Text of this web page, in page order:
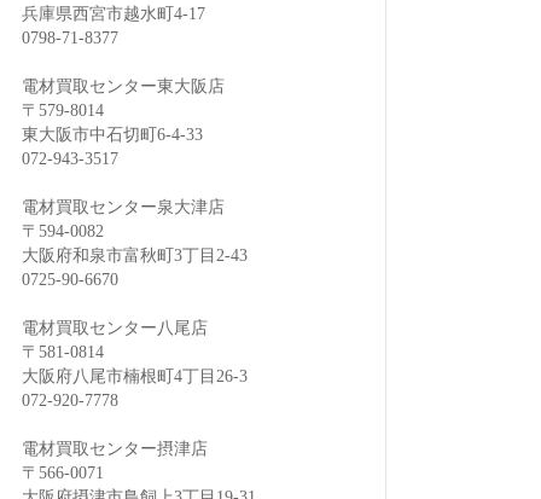
兵庫県西宮市越水町4-17
0798-71-8377
電材買取センター東大阪店
〒579-8014
東大阪市中石切町6-4-33
072-943-3517
電材買取センター泉大津店
〒594-0082
大阪府和泉市富秋町3丁目2-43
0725-90-6670
電材買取センター八尾店
〒581-0814
大阪府八尾市楠根町4丁目26-3
072-920-7778
電材買取センター摂津店
〒566-0071